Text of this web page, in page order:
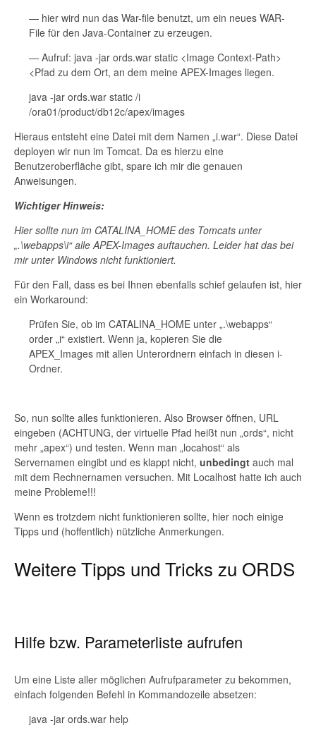
— hier wird nun das War-file benutzt, um ein neues WAR-
File für den Java-Container zu erzeugen.
— Aufruf: java -jar ords.war static <Image Context-Path>
<Pfad zu dem Ort, an dem meine APEX-Images liegen.
java -jar ords.war static /i
/ora01/product/db12c/apex/images
Hieraus entsteht eine Datei mit dem Namen „i.war“. Diese Datei
deployen wir nun im Tomcat. Da es hierzu eine
Benutzeroberfläche gibt, spare ich mir die genauen
Anweisungen.
Wichtiger Hinweis:
Hier sollte nun im CATALINA_HOME des Tomcats unter
„.\webapps\i“ alle APEX-Images auftauchen. Leider hat das bei
mir unter Windows nicht funktioniert.
Für den Fall, dass es bei Ihnen ebenfalls schief gelaufen ist, hier
ein Workaround:
Prüfen Sie, ob im CATALINA_HOME unter „.\webapps“
order „i“ existiert. Wenn ja, kopieren Sie die
APEX_Images mit allen Unterordnern einfach in diesen i-
Ordner.
So, nun sollte alles funktionieren. Also Browser öffnen, URL
eingeben (ACHTUNG, der virtuelle Pfad heißt nun „ords“, nicht
mehr „apex“) und testen. Wenn man „locahost“ als
Servernamen eingibt und es klappt nicht, unbedingt auch mal
mit dem Rechnernamen versuchen. Mit Localhost hatte ich auch
meine Probleme!!!
Wenn es trotzdem nicht funktionieren sollte, hier noch einige
Tipps und (hoffentlich) nützliche Anmerkungen.
Weitere Tipps und Tricks zu ORDS
Hilfe bzw. Parameterliste aufrufen
Um eine Liste aller möglichen Aufrufparameter zu bekommen,
einfach folgenden Befehl in Kommandozeile absetzen:
java -jar ords.war help